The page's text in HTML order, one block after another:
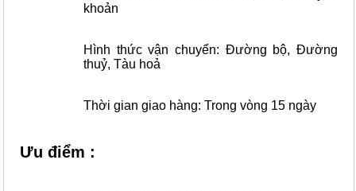
khoản
Hình thức vận chuyển: Đường bộ, Đường
thuỷ, Tàu hoả
Thời gian giao hàng: Trong vòng 15 ngày
Ưu điểm :